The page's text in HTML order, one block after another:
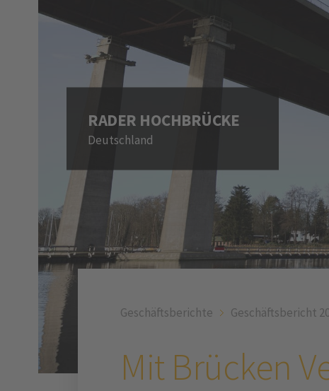
RADER HOCHBRÜCKE
Deutschland
Geschäftsberichte Geschäftsbericht
Mit Brücken